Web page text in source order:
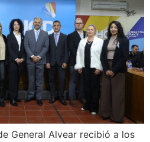
General Alvear recibió a los